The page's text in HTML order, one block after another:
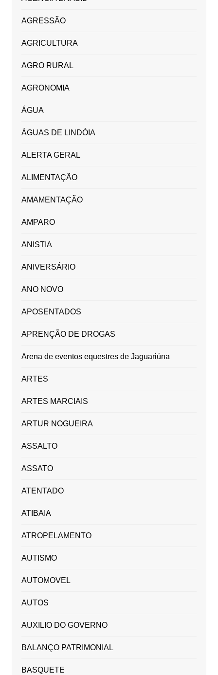
AGRESSÃO
AGRICULTURA
AGRO RURAL
AGRONOMIA
ÁGUA
ÁGUAS DE LINDÓIA
ALERTA GERAL
ALIMENTAÇÃO
AMAMENTAÇÃO
AMPARO
ANISTIA
ANIVERSÁRIO
ANO NOVO
APOSENTADOS
APRENÇÃO DE DROGAS
Arena de eventos equestres de Jaguariúna
ARTES
ARTES MARCIAIS
ARTUR NOGUEIRA
ASSALTO
ASSATO
ATENTADO
ATIBAIA
ATROPELAMENTO
AUTISMO
AUTOMOVEL
AUTOS
AUXILIO DO GOVERNO
BALANÇO PATRIMONIAL
BASQUETE